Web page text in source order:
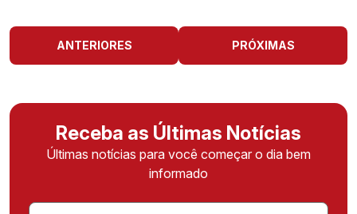
ANTERIORES PRÓXIMAS
Receba as Últimas Notícias
Últimas notícias para você começar o dia bem
informado